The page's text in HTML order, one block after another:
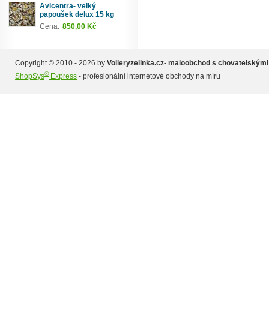
Avicentra- velký
papoušek delux 15 kg
Cena: 850,00 Kč
Copyright © 2010 - 2026 by Volieryzelinka.cz- maloobchod s
ShopSys®Express - profesionální internetové obchody na míru